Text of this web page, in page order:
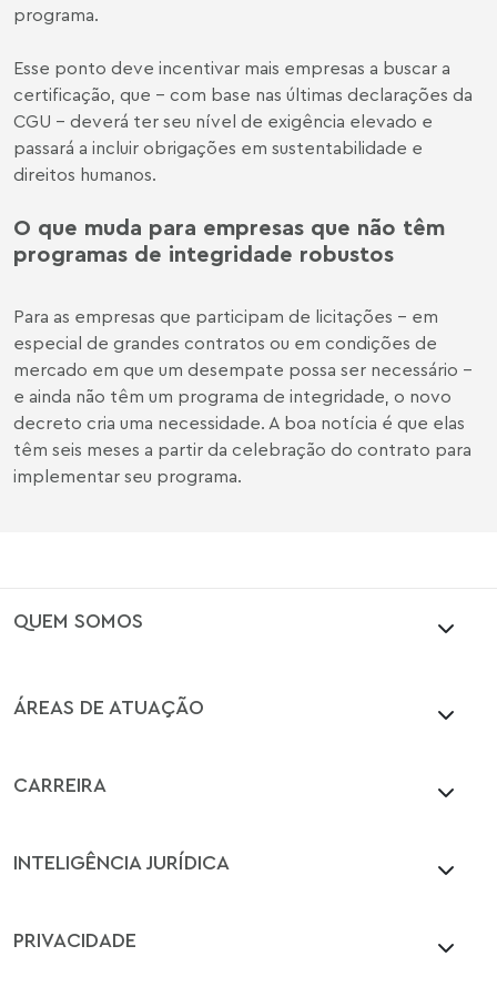
programa.
Esse ponto deve incentivar mais empresas a buscar a
certificação, que – com base nas últimas declarações da
CGU – deverá ter seu nível de exigência elevado e
passará a incluir obrigações em sustentabilidade e
direitos humanos.
O que muda para empresas que não têm
programas de integridade robustos
Para as empresas que participam de licitações – em
especial de grandes contratos ou em condições de
mercado em que um desempate possa ser necessário –
e ainda não têm um programa de integridade, o novo
decreto cria uma necessidade. A boa notícia é que elas
têm seis meses a partir da celebração do contrato para
implementar seu programa.
QUEM SOMOS
ÁREAS DE ATUAÇÃO
CARREIRA
INTELIGÊNCIA JURÍDICA
PRIVACIDADE